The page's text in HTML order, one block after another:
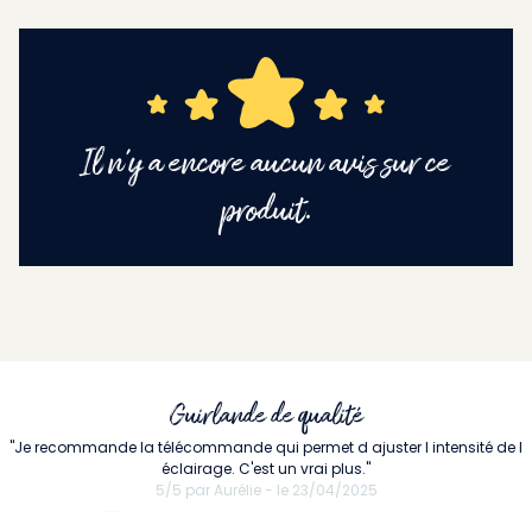
Il n'y a encore aucun avis sur ce
produit.
Guirlande de qualité
"Je recommande la télécommande qui permet d ajuster l intensité de l
éclairage. C'est un vrai plus."
5/5 par Aurélie - le 23/04/2025